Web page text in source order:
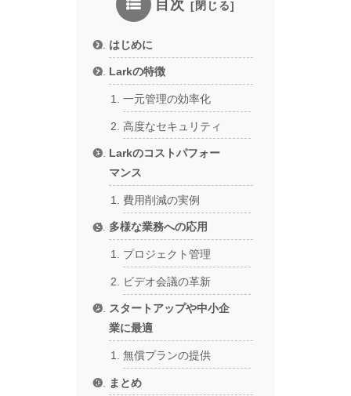
目次
はじめに
Larkの特徴
一元管理の効率化
高度なセキュリティ
Larkのコストパフォー
マンス
費用削減の実例
多様な業務への応用
プロジェクト管理
ビデオ会議の革新
スタートアップや中小企
業に最適
無償プランの提供
まとめ